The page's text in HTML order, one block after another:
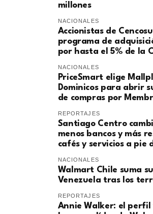
millones
NACIONALES
Accionistas de
programa de
por hasta el 5% de la
NACIONALES
PriceSmart elige
Dominicos para abrir
de compras por
REPORTAJES
Santiago Centro
menos bancos y más
cafés y servicios a pie
NACIONALES
Walmart Chile suma
Venezuela tras los
REPORTAJES
Annie Walker: el